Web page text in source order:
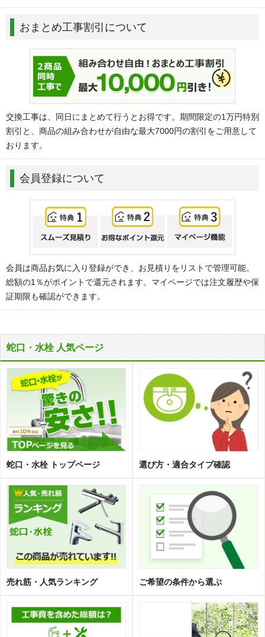
おまとめ工事割引について
交換工事は、同日にまとめて行うとお得です。期間限定の1万円特別
割引と、商品の組み合わせが自由な最大7000円の割引をご用意して
おります。
会員登録について
会員は商品お気に入り登録ができ、お見積りをリストで管理可能。
総額の1％がポイントで還元されます。マイページでは注文履歴や保
証期限も確認ができます。
蛇口・水栓 人気ページ
蛇口・水栓 トップページ 選び方・適合タイプ確認
売れ筋・人気ランキング ご希望の条件から選ぶ